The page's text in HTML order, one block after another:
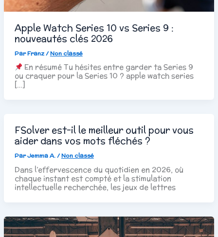
Apple Watch Series 10 vs Series 9 :
nouveautés clés 2026
ParFranz/Non classé
En résumé Tu hésites entre garder ta Series 9
ou craquer pour la Series 10 ? apple watch series
[…]
FSolver est-il le meilleur outil pour vous
aider dans vos mots fléchés ?
ParJemma A./Non classé
Dans l’effervescence du quotidien en 2026, où
chaque instant est compté et la stimulation
intellectuelle recherchée, les jeux de lettres